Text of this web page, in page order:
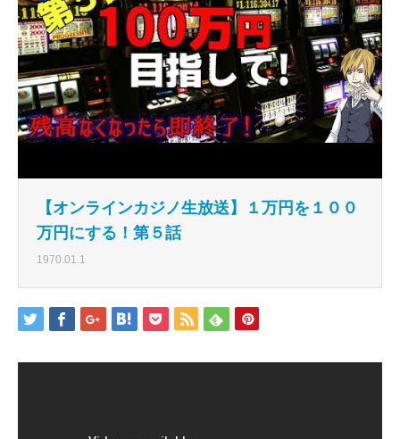
【オンラインカジノ生放送】１万円を１００
万円にする！第５話
1970.01.1